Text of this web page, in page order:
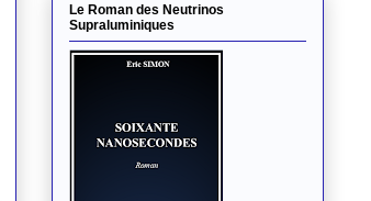
Le Roman des Neutrinos
Supraluminiques